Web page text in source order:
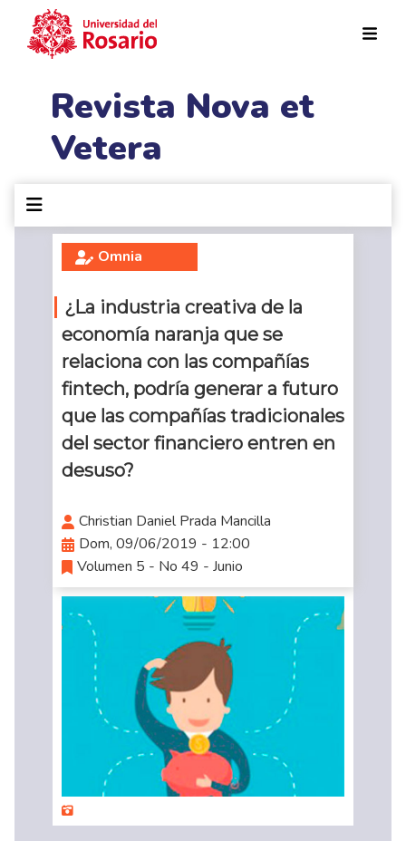
Revista Nova et
Vetera
Omnia
¿La industria creativa de la
economía naranja que se
relaciona con las compañías
fintech, podría generar a futuro
que las compañías tradicionales
del sector financiero entren en
desuso?
Christian Daniel Prada Mancilla
Dom, 09/06/2019 - 12:00
Volumen 5 - No 49 - Junio